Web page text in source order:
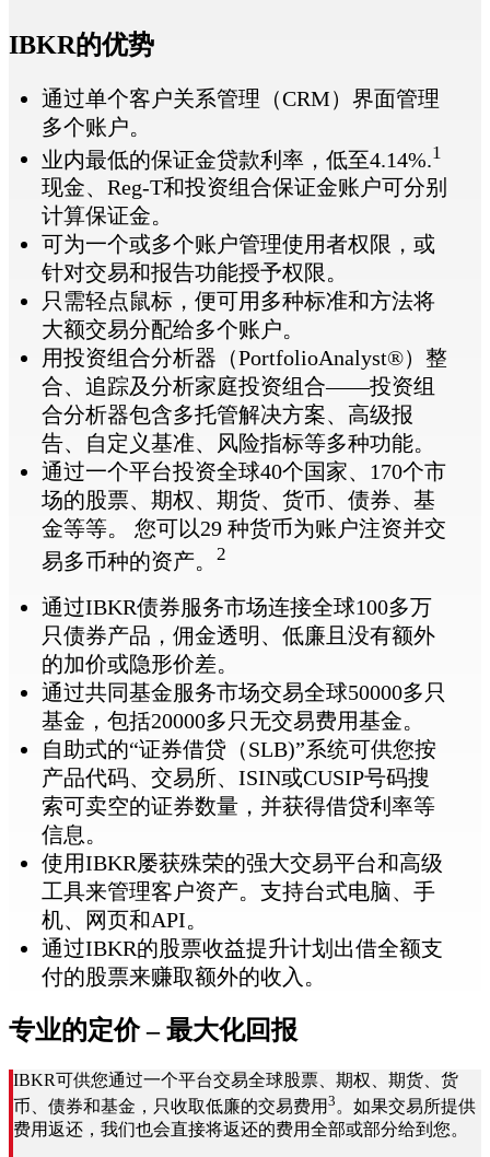
IBKR的优势
通过单个客户关系管理（CRM）界面管理
多个账户。
业内最低的保证金贷款利率，低至4.14%. 1
现金、Reg-T和投资组合保证金账户可分别
计算保证金。
可为一个或多个账户管理使用者权限，或
针对交易和报告功能授予权限。
只需轻点鼠标，便可用多种标准和方法将
大额交易分配给多个账户。
用投资组合分析器（PortfolioAnalyst®）整
合、追踪及分析家庭投资组合——投资组
合分析器包含多托管解决方案、高级报
告、自定义基准、风险指标等多种功能。
通过一个平台投资全球40个国家、170个市
场的股票、期权、期货、货币、债券、基
金等等。 您可以29 种货币为账户注资并交
易多币种的资产。 2
通过IBKR债券服务市场连接全球100多万
只债券产品，佣金透明、低廉且没有额外
的加价或隐形价差。
通过共同基金服务市场交易全球50000多只
基金，包括20000多只无交易费用基金。
自助式的“证券借贷（SLB)”系统可供您按
产品代码、交易所、ISIN或CUSIP号码搜
索可卖空的证券数量，并获得借贷利率等
信息。
使用IBKR屡获殊荣的强大交易平台和高级
工具来管理客户资产。支持台式电脑、手
机、网页和API。
通过IBKR的股票收益提升计划出借全额支
付的股票来赚取额外的收入。
专业的定价 – 最大化回报
IBKR可供您通过一个平台交易全球股票、期权、期货、货
币、债券和基金，只收取低廉的交易费用 3 。如果交易所提供
费用返还，我们也会直接将返还的费用全部或部分给到您。